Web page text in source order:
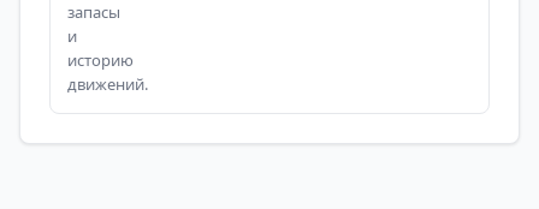
запасы
и
историю
движений.